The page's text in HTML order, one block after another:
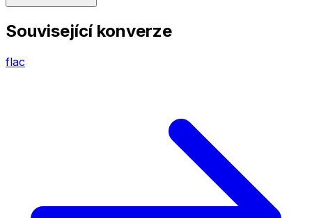
Související konverze
flac